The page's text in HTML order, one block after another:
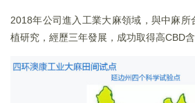
2018年公司進入工業大麻領域，與中麻
植研究，經歷三年發展，成功取得高CBD